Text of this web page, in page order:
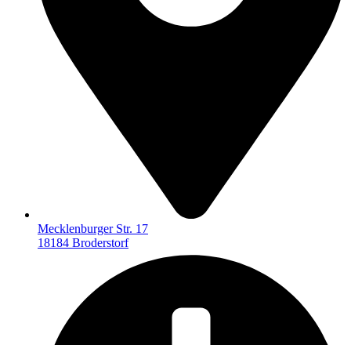
Mecklenburger Str. 17
18184 Broderstorf